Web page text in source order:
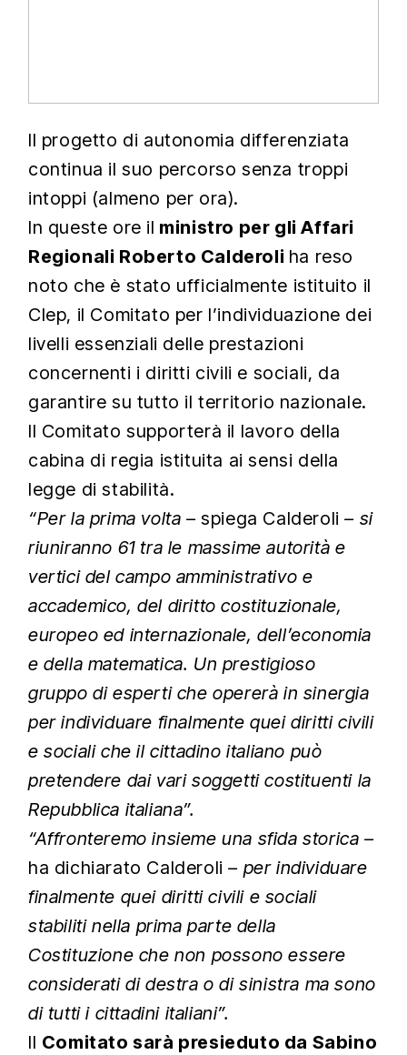
Il progetto di autonomia differenziata
continua il suo percorso senza troppi
intoppi (almeno per ora).
In queste ore il ministro per gli Affari
Regionali Roberto Calderoli ha reso
noto che è stato ufficialmente istituito il
Clep, il Comitato per l’individuazione dei
livelli essenziali delle prestazioni
concernenti i diritti civili e sociali, da
garantire su tutto il territorio nazionale.
Il Comitato supporterà il lavoro della
cabina di regia istituita ai sensi della
legge di stabilità.
“Per la prima volta –spiega Calderoli– si
riuniranno 61 tra le massime autorità e
vertici del campo amministrativo e
accademico, del diritto costituzionale,
europeo ed internazionale, dell’economia
e della matematica. Un prestigioso
gruppo di esperti che opererà in sinergia
per individuare finalmente quei diritti civili
e sociali che il cittadino italiano può
pretendere dai vari soggetti costituenti la
Repubblica italiana”.
“Affronteremo insieme una sfida storica –
ha dichiarato Calderoli– per individuare
finalmente quei diritti civili e sociali
stabiliti nella prima parte della
Costituzione che non possono essere
considerati di destra o di sinistra ma sono
di tutti i cittadini italiani”.
Il Comitato sarà presieduto da Sabino